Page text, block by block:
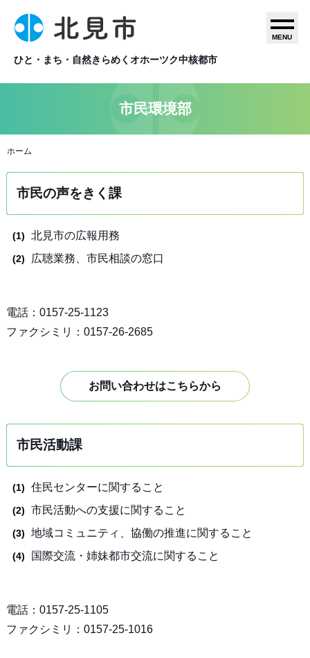
ひと・まち・自然きらめくオホーツク中核都市
MENU
市民環境部
ホーム
市民の声をきく課
北見市の広報用務
広聴業務、市民相談の窓口
電話：0157-25-1123
ファクシミリ：0157-26-2685
お問い合わせはこちらから
市民活動課
住民センターに関すること
市民活動への支援に関すること
地域コミュニティ、協働の推進に関すること
国際交流・姉妹都市交流に関すること
電話：0157-25-1105
ファクシミリ：0157-25-1016